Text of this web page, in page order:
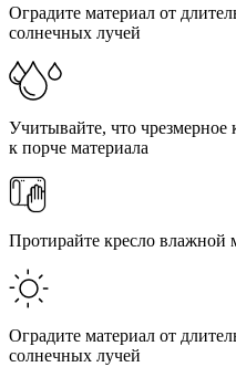
Оградите материал от
солнечных лучей
Учитывайте, что чрезмерное
к порче материала
Протирайте кресло влажной
Оградите материал от
солнечных лучей